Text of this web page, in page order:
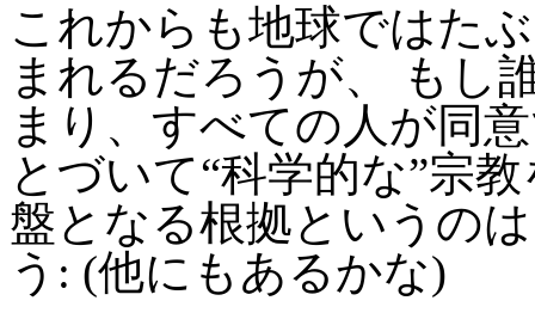
これからも地球ではた
まれるだろうが、 もし
まり、すべての人が同
とづいて“科学的な”宗
盤となる根拠というの
う: (他にもあるかな)